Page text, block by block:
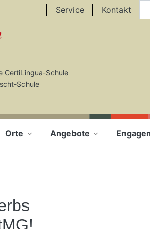
CertiLingua-Schule
Schule
Orte Angebote
Service Kontakt